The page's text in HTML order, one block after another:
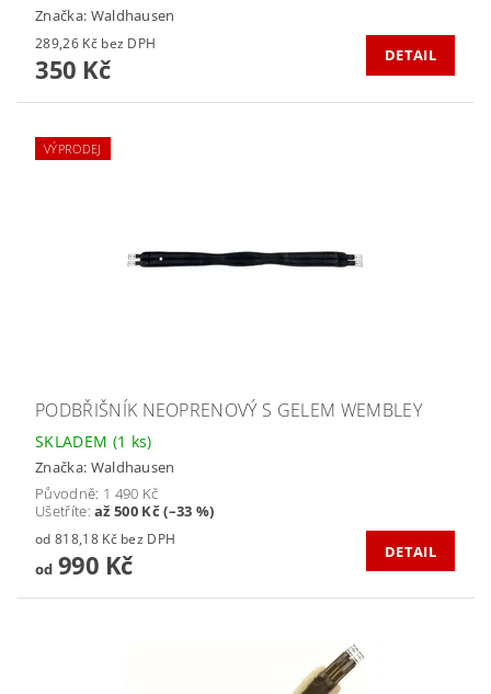
Značka: Waldhausen
289,26 Kč bez DPH
350 Kč DETAIL
VÝPRODEJ
PODBŘIŠNÍK NEOPRENOVÝ S GELEM WEMBLEY
SKLADEM (1 ks)
Značka: Waldhausen
Původně: 1 490 Kč
Ušetříte:až 500 Kč (–33 %)
od 818,18 Kč bez DPH
od990 Kč DETAIL